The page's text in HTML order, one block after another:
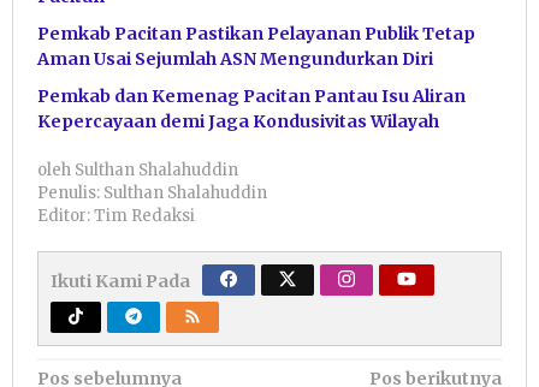
Pemkab Pacitan Pastikan Pelayanan Publik Tetap
Aman Usai Sejumlah ASN Mengundurkan Diri
Pemkab dan Kemenag Pacitan Pantau Isu Aliran
Kepercayaan demi Jaga Kondusivitas Wilayah
oleh Sulthan Shalahuddin
Penulis: Sulthan Shalahuddin
Editor: Tim Redaksi
Ikuti Kami Pada
Pos sebelumnya
Pos berikutnya